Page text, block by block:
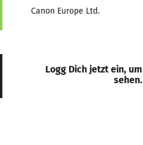
Canon Europe Ltd.
Logg Dich jetzt ein,
sehen.